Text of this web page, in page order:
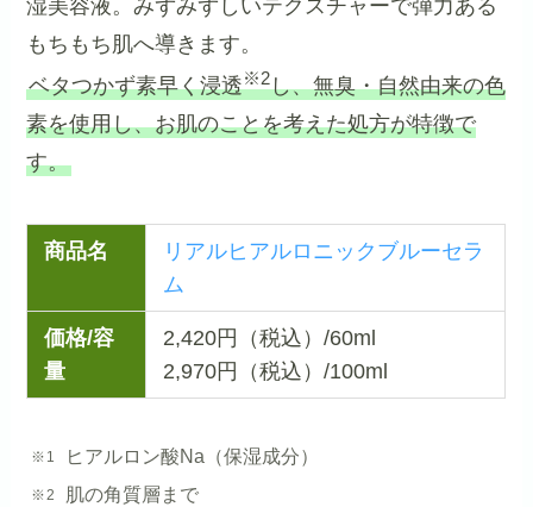
湿美容液。みずみずしいテクスチャーで弾力ある
もちもち肌へ導きます。
ベタつかず素早く浸透※2し、無臭・自然由来の色
素を使用し、お肌のことを考えた処方が特徴で
す。
商品名
リアルヒアルロニックブルーセラ
ム
価格/容
量
2,420円（税込）/60ml
2,970円（税込）/100ml
ヒアルロン酸Na（保湿成分）
肌の角質層まで